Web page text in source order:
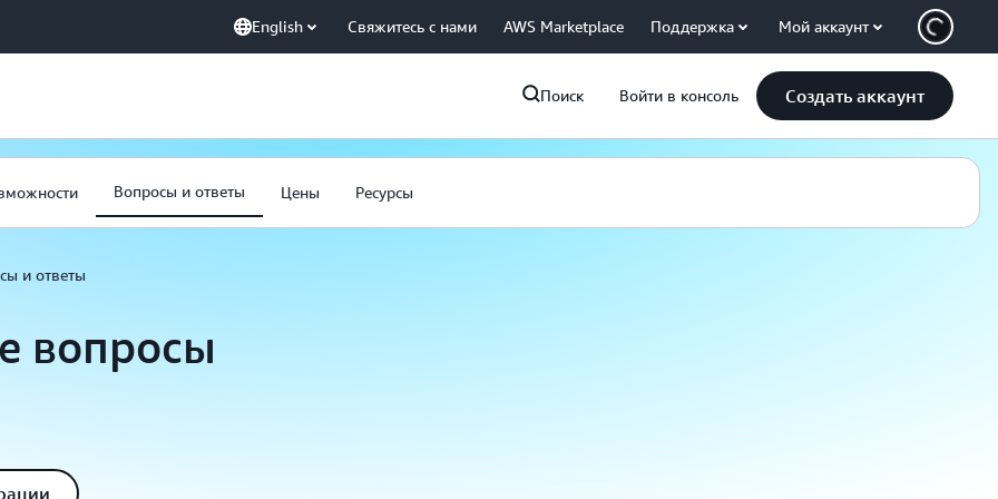
English Свяжитесь с нами AWS Marketplace Поддержка Мой аккаунт
Поиск Войти в консоль Создать аккаунт
Вопросы и ответы Цены Ресурсы
и ответы
вопросы